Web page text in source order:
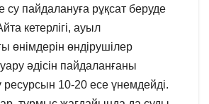
су пайдалануға рұқсат беруде
кетерлігі, ауыл
өнімдерін өндірушілер
әдісін пайдаланғаны
ресурсын 10-20 есе үнемдейді.